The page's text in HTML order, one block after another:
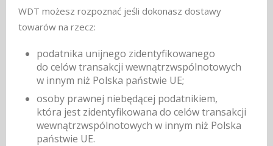
WDT możesz rozpoznać jeśli dokonasz dostawy
towarów na rzecz:
podatnika unijnego zidentyfikowanego
do celów transakcji wewnątrzwspólnotowych
w innym niż Polska państwie UE;
osoby prawnej niebędącej podatnikiem,
która jest zidentyfikowana do celów transakcji
wewnątrzwspólnotowych w innym niż Polska
państwie UE.